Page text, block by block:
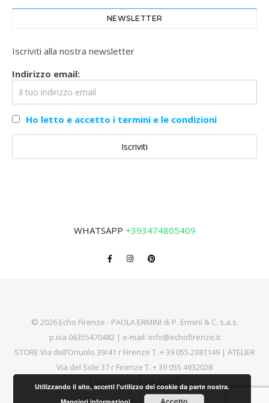
NEWSLETTER
Iscriviti alla nostra newsletter
Indirizzo email:
Ho letto e accetto i termini e le condizioni
WHATSAPP +393474805409
© 2026 Echo Firenze - PAOLA ERMINI di P. Ermini & C. s.a.s.
p.iva 06355470482 | e-mail: info@echofirenze.it
STORE Via dell’Oriuolo 39/41 r Firenze T. + 39 055.2381149| ATELIER
Via del Sole 37 r Firenze T. + 39 055 4932028
Bard Tema di WP Royal
Utilizzando il sito, accetti l'utilizzo dei cookie da parte nostra.